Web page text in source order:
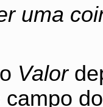
uma
Valor